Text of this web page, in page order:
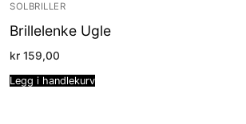
SOLBRILLER
Brillelenke Ugle
kr 159,00
Legg i handlekurv